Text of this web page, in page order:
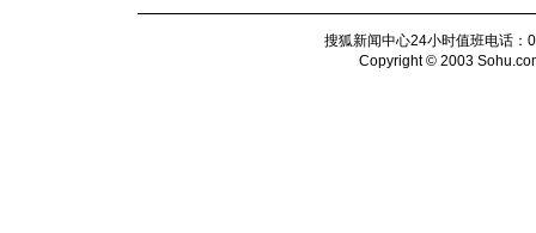
搜狐新闻中心24小时值班电话
Copyright © 2003